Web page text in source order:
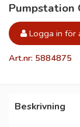
Pumpstation
Logga in för
Art.nr: 5884875
Beskrivning